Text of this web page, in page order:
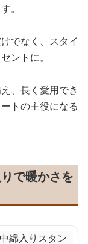
。
でなく、スタイ
ントに。
、長く愛用でき
トの主役になる
で暖かさを